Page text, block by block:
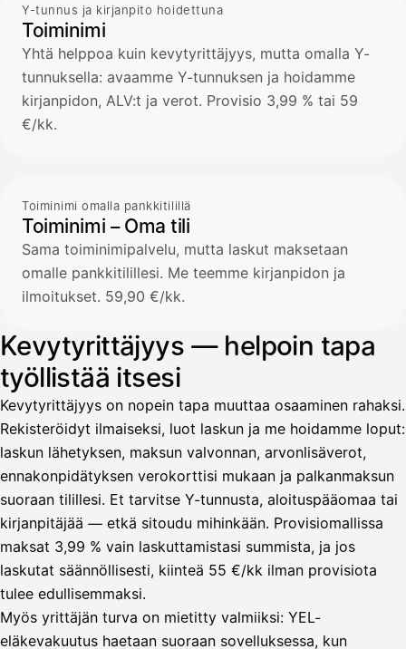
Y-tunnus ja kirjanpito hoidettuna
Toiminimi
Yhtä helppoa kuin kevytyrittäjyys, mutta omalla Y-
tunnuksella: avaamme Y-tunnuksen ja hoidamme
kirjanpidon, ALV:t ja verot. Provisio 3,99 % tai 59
€/kk.
Toiminimi omalla pankkitilillä
Toiminimi – Oma tili
Sama toiminimipalvelu, mutta laskut maksetaan
omalle pankkitilillesi. Me teemme kirjanpidon ja
ilmoitukset. 59,90 €/kk.
Kevytyrittäjyys — helpoin tapa
työllistää itsesi
Kevytyrittäjyys on nopein tapa muuttaa osaaminen rahaksi.
Rekisteröidyt ilmaiseksi, luot laskun ja me hoidamme loput:
laskun lähetyksen, maksun valvonnan, arvonlisäverot,
ennakonpidätyksen verokorttisi mukaan ja palkanmaksun
suoraan tilillesi. Et tarvitse Y-tunnusta, aloituspääomaa tai
kirjanpitäjää — etkä sitoudu mihinkään. Provisiomallissa
maksat 3,99 % vain laskuttamistasi summista, ja jos
laskutat säännöllisesti, kiinteä 55 €/kk ilman provisiota
tulee edullisemmaksi.
Myös yrittäjän turva on mietitty valmiiksi: YEL-
eläkevakuutus haetaan suoraan sovelluksessa, kun